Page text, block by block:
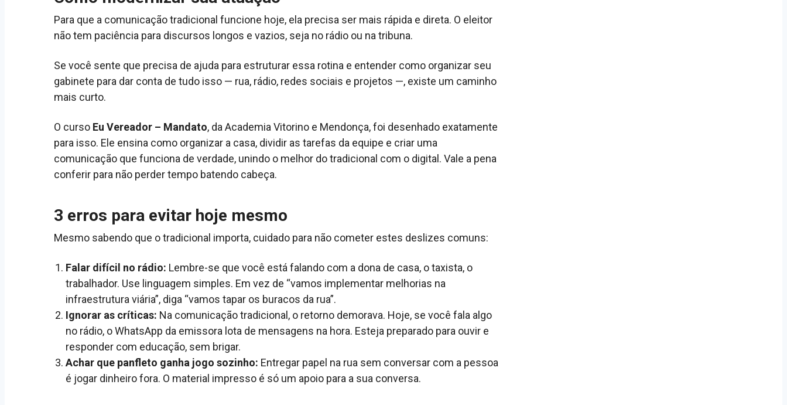
Para que a comunicação tradicional funcione hoje, ela precisa ser mais rápida e direta. O eleitor
não tem paciência para discursos longos e vazios, seja no rádio ou na tribuna.
Se você sente que precisa de ajuda para estruturar essa rotina e entender como organizar seu
gabinete para dar conta de tudo isso — rua, rádio, redes sociais e projetos —, existe um caminho
mais curto.
O curso Eu Vereador – Mandato, da Academia Vitorino e Mendonça, foi desenhado exatamente
para isso. Ele ensina como organizar a casa, dividir as tarefas da equipe e criar uma
comunicação que funciona de verdade, unindo o melhor do tradicional com o digital. Vale a pena
conferir para não perder tempo batendo cabeça.
3 erros para evitar hoje mesmo
Mesmo sabendo que o tradicional importa, cuidado para não cometer estes deslizes comuns:
Falar difícil no rádio: Lembre-se que você está falando com a dona de casa, o taxista, o
trabalhador. Use linguagem simples. Em vez de “vamos implementar melhorias na
infraestrutura viária”, diga “vamos tapar os buracos da rua”.
Ignorar as críticas: Na comunicação tradicional, o retorno demorava. Hoje, se você fala algo
no rádio, o WhatsApp da emissora lota de mensagens na hora. Esteja preparado para ouvir e
responder com educação, sem brigar.
Achar que panfleto ganha jogo sozinho: Entregar papel na rua sem conversar com a pessoa
é jogar dinheiro fora. O material impresso é só um apoio para a sua conversa.